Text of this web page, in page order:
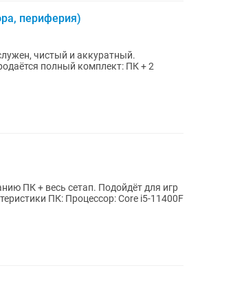
периферия)
чистый и аккуратный.
ПК + весь сетап. Подойдёт для игр